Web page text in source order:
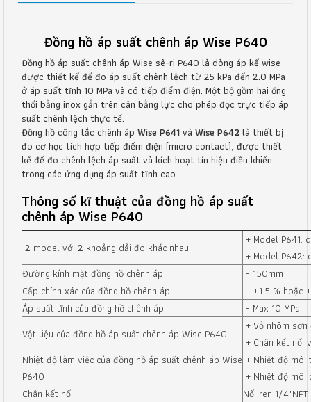
Đồng hồ áp suất chênh áp Wise P640
Đồng hồ áp suất chênh áp Wise sê-ri P640 là dòng áp kế wise
được thiết kế để đo áp suất chênh lệch từ 25 kPa đến 2.0 MPa
ở áp suất tĩnh 10 MPa và có tiếp điểm điện. Một bộ gồm hai ống
thổi bằng inox gắn trên cân bằng lực cho phép đọc trực tiếp áp
suất chênh lệch thực tế.
Đồng hồ công tắc chênh áp Wise P641và Wise P642là thiết bị
đo cơ học tích hợp tiếp điểm điện (micro contact), được thiết
kế để đo chênh lệch áp suất và kích hoạt tín hiệu điều khiển
trong các ứng dụng áp suất tĩnh cao
Thông số kĩ thuật của đồng hồ áp suất
chênh áp Wise P640
2 model với 2 khoảng dải đo khác nhau
+ Model P641:
+ Model P642:
Đường kính mặt đồng hồ chênh áp
- 150mm
Cấp chính xác của đồng hồ chênh áp
- ±1.5 % hoặc
Áp suất tĩnh của đồng hồ chênh áp
- Max 10 MPa
Vật liệu của đồng hồ áp suất chênh áp Wise P640
+ Vỏ nhôm sơn
+ Chân kết nối
Nhiệt độ làm việc của đồng hồ áp suất chênh áp Wise
P640
+ Nhiệt độ môi
+ Nhiệt độ môi
Chân kết nối
Nối ren 1/